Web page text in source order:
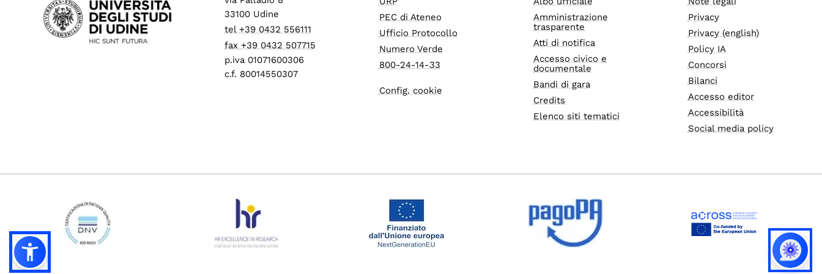
33100 Udine
tel +39 0432 556111
fax +39 0432 507715
p.iva 01071600306
c.f. 80014550307
PEC di Ateneo
Ufficio Protocollo
Numero Verde
800-24-14-33
Config. cookie
Amministrazione
trasparente
Atti di notifica
Accesso civico e
documentale
Bandi di gara
Credits
Elenco siti tematici
Privacy
Privacy (english)
Policy IA
Concorsi
Bilanci
Accesso editor
Accessibilità
Social media policy